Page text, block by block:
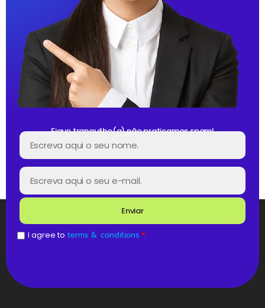
Fique tranquilho(a) não praticamos spam!
Enviar
I agree to terms & conditions *